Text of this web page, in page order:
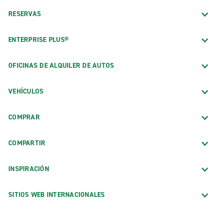
RESERVAS
ENTERPRISE PLUS®
OFICINAS DE ALQUILER DE AUTOS
VEHÍCULOS
COMPRAR
COMPARTIR
INSPIRACIÓN
SITIOS WEB INTERNACIONALES